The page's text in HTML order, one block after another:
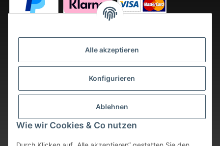
Alle akzeptieren
Konfigurieren
Ablehnen
Wie wir Cookies & Co nutzen